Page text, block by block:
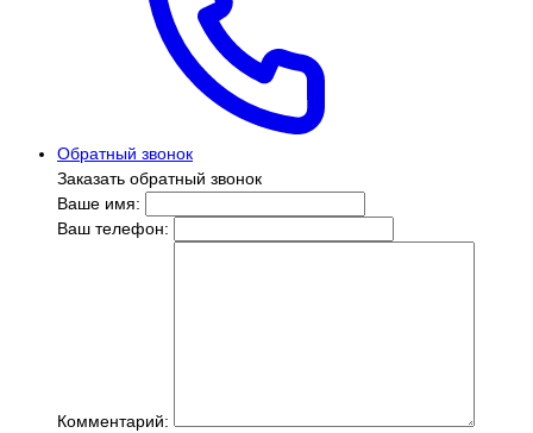
Обратный звонок
Заказать обратный звонок
Ваше имя:
Ваш телефон:
Комментарий: